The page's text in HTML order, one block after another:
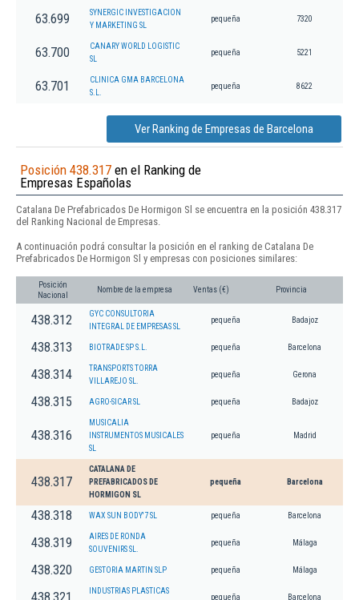
63.699
SYNERGIC INVESTIGACION
Y MARKETING SL
pequeña 7320
63.700
CANARY WORLD LOGISTIC
SL
pequeña 5221
63.701
CLINICA GMA BARCELONA
S.L.
pequeña 8622
Ver Ranking de Empresas de Barcelona
Posición 438.317 en el Ranking de
Empresas Españolas
Catalana De Prefabricados De Hormigon Sl se encuentra en la posición 438.317
del Ranking Nacional de Empresas.
A continuación podrá consultar la posición en el ranking de Catalana De
Prefabricados De Hormigon Sl y empresas con posiciones similares:
Posición
Nacional
Nombre de la empresa Ventas (€) Provincia
438.312
GYC CONSULTORIA
INTEGRAL DE EMPRESAS SL
pequeña Badajoz
438.313 BIOTRADE SP S.L. pequeña Barcelona
438.314
TRANSPORTS TORRA
VILLAREJO SL.
pequeña Gerona
438.315 AGRO-SICAR SL pequeña Badajoz
438.316
MUSICALIA
INSTRUMENTOS MUSICALES
SL
pequeña Madrid
438.317
CATALANA DE
PREFABRICADOS DE
HORMIGON SL
pequeña Barcelona
438.318 WAX SUN BODY'7 SL pequeña Barcelona
438.319
AIRES DE RONDA
SOUVENIRS SL.
pequeña Málaga
438.320 GESTORIA MARTIN SLP pequeña Málaga
INDUSTRIAS PLASTICAS
pequeña Barcelona